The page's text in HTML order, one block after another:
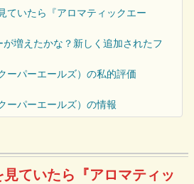
ていたら『アロマティックエー
増えたかな？新しく追加されたフ
ーパーエールズ）の私的評価
ーパーエールズ）の情報
見ていたら『アロマティッ